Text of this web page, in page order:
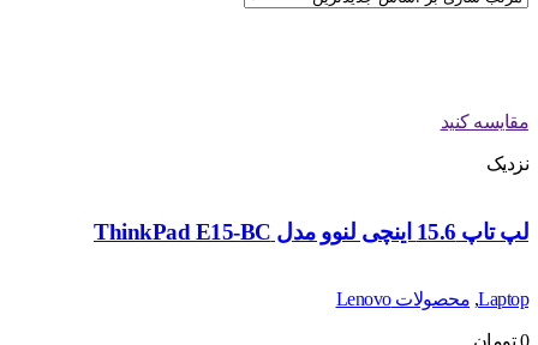
مقایسه کنید
نزدیک
لپ تاپ 15.6 اینچی لنوو مدل ThinkPad E15-BC
Laptop
, محصولات Lenovo